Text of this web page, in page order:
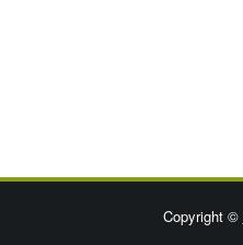
Copyright ©